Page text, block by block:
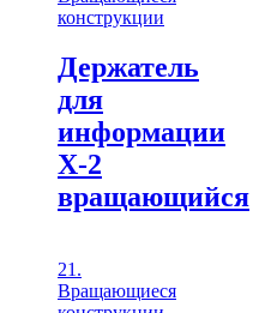
конструкции
Держатель
для
информации
Х-2
вращающийся
21.
Вращающиеся